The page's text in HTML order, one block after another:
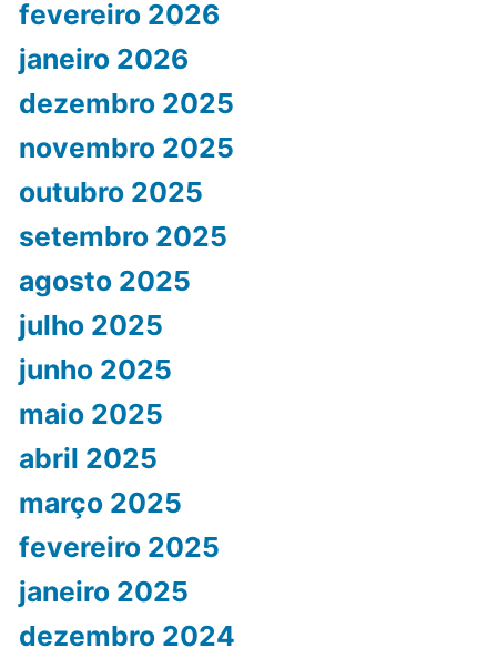
fevereiro 2026
janeiro 2026
dezembro 2025
novembro 2025
outubro 2025
setembro 2025
agosto 2025
julho 2025
junho 2025
maio 2025
abril 2025
março 2025
fevereiro 2025
janeiro 2025
dezembro 2024